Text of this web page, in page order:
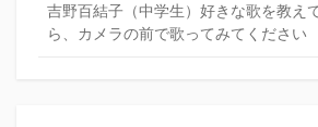
吉野百結子（中学生）好きな歌を教え
ら、カメラの前で歌ってみてください